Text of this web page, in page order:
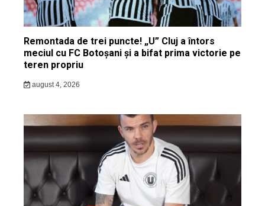
Remontada de trei puncte! „U” Cluj a întors
meciul cu FC Botoșani și a bifat prima victorie pe
teren propriu
august 4, 2026